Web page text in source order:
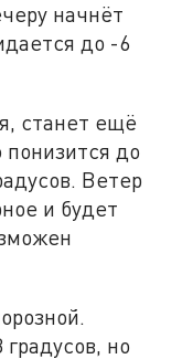
начнёт
до -6
станет ещё
до
Ветер
и будет
но